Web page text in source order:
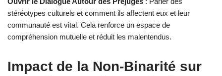
stéréotypes culturels et comment ils affectent eux et leur
communauté est vital. Cela renforce un espace de
compréhension mutuelle et réduit les malentendus.
Impact de la Non-Binarité sur